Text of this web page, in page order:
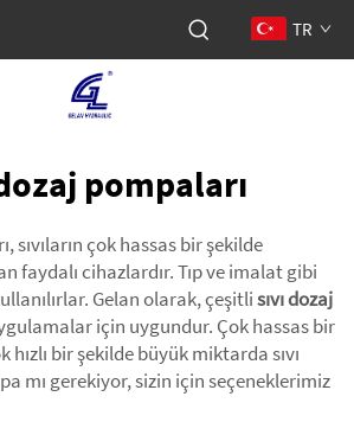
TR
pompaları
sıvıların çok hassas bir şekilde
faydalı cihazlardır. Tıp ve imalat gibi
Gelan olarak, çeşitlisıvı dozaj
için uygundur. Çok hassas bir
hızlı bir şekilde büyük miktarda sıvı
mı gerekiyor, sizin için seçeneklerimiz